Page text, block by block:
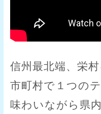
信州最北端、栄
市町村で１つの
味わいながら県